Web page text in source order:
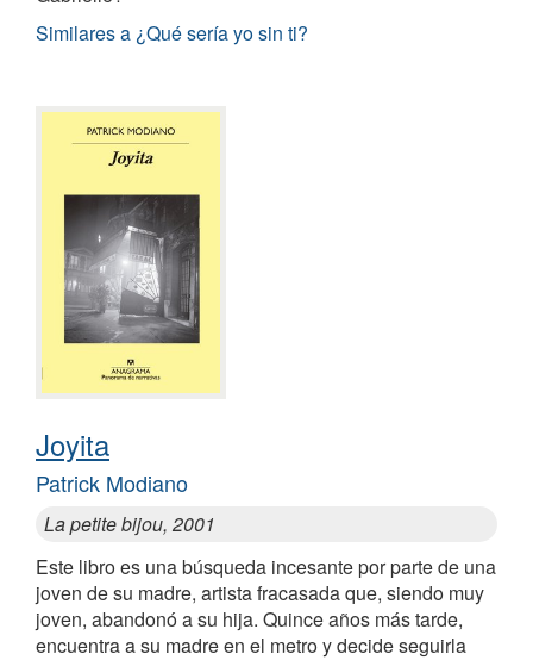
Similares a ¿Qué sería yo sin ti?
Joyita
Patrick Modiano
La petite bijou, 2001
Este libro es una búsqueda incesante por parte de una
joven de su madre, artista fracasada que, siendo muy
joven, abandonó a su hija. Quince años más tarde,
encuentra a su madre en el metro y decide seguirla